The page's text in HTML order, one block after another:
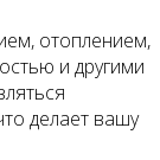
отоплением,
и другими
делает вашу